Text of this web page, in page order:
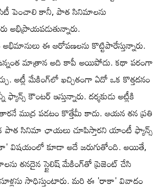
పెంచాలి కానీ, పాత సినిమాలను
అభిప్రాయపడుతున్నారు.
అభిమానులు ఈ ఆరోపణలను కొట్టిపారేస్తున్నారు.
ఉన్నంత మాత్రాన అది కాపీ అయిపోదు. కథా పరంగా
అట్లీ మేకింగ్‌లో ఖచ్చితంగా ఏదో ఒక కొత్తదనం
కౌంటర్ ఇస్తున్నారు. దర్శకుడు అట్లీకి
ముద్ర పడటం కొత్తేమీ కాదు. ఆయన తన ప్రతి
సినిమా ఛాయలు చూపిస్తారని యాంటీ ఫ్యాన్స్
విషయంలో కూడా అదే జరుగుతోంది. అయితే,
తనదైన స్టైలిష్ మేకింగ్‌తో ప్రెజెంట్ చేసి
సాధిస్తుంటారు. మరి ఈ 'రాకా' వివాదం